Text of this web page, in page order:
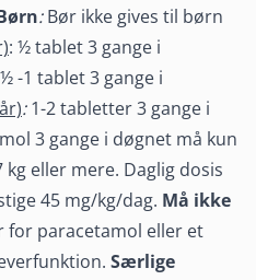
:Bør ikke gives til børn
: ½ tablet 3 gange i
-1 tablet 3 gange i
:1-2 tabletter 3 gange i
3 gange i døgnet må kun
eller mere. Daglig dosis
45 mg/kg/dag. Må ikke
for paracetamol eller et
Særlige